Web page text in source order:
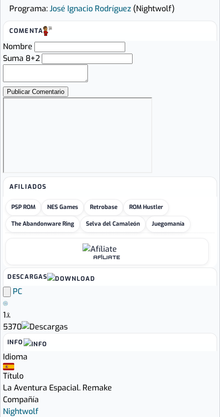
Programa:José Ignacio Rodríguez (Nightwolf)
COMENTA
Nombre
Suma 8+2
AFILIADOS
PSP ROM NES Games Retrobase ROM Hustler
The Abandonware Ring Selva del Camaleón Juegomanía
AFÍLIATE
DESCARGAS
PC
1
5370
INFO
Idioma
Título
La Aventura Espacial. Remake
Compañía
Nightwolf